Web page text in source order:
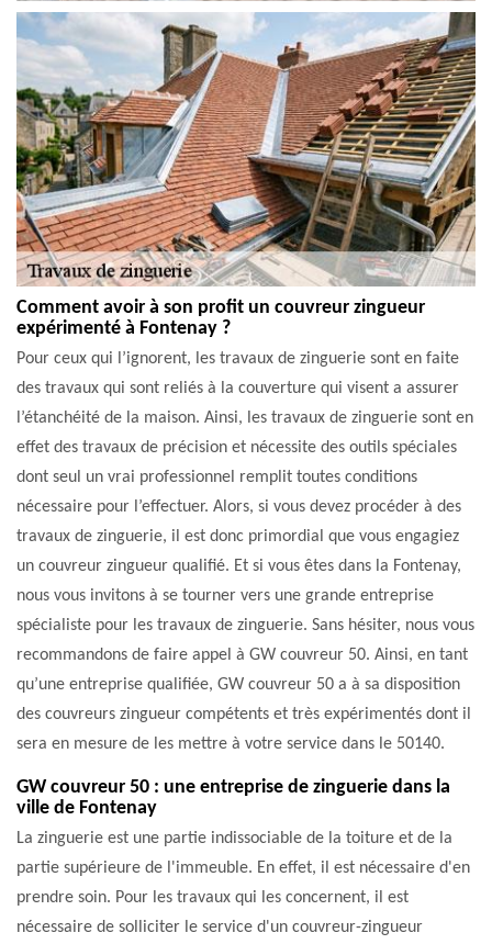
Comment avoir à son profit un couvreur zingueur
expérimenté à Fontenay ?
Pour ceux qui l’ignorent, les travaux de zinguerie sont en faite
des travaux qui sont reliés à la couverture qui visent a assurer
l’étanchéité de la maison. Ainsi, les travaux de zinguerie sont en
effet des travaux de précision et nécessite des outils spéciales
dont seul un vrai professionnel remplit toutes conditions
nécessaire pour l’effectuer. Alors, si vous devez procéder à des
travaux de zinguerie, il est donc primordial que vous engagiez
un couvreur zingueur qualifié. Et si vous êtes dans la Fontenay,
nous vous invitons à se tourner vers une grande entreprise
spécialiste pour les travaux de zinguerie. Sans hésiter, nous vous
recommandons de faire appel à GW couvreur 50. Ainsi, en tant
qu’une entreprise qualifiée, GW couvreur 50 a à sa disposition
des couvreurs zingueur compétents et très expérimentés dont il
sera en mesure de les mettre à votre service dans le 50140.
GW couvreur 50 : une entreprise de zinguerie dans la
ville de Fontenay
La zinguerie est une partie indissociable de la toiture et de la
partie supérieure de l'immeuble. En effet, il est nécessaire d'en
prendre soin. Pour les travaux qui les concernent, il est
nécessaire de solliciter le service d'un couvreur-zingueur